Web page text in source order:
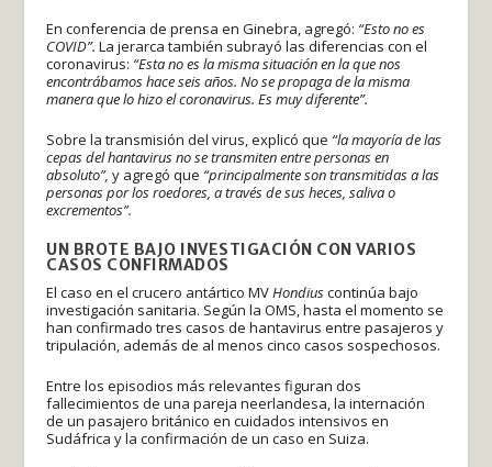
En conferencia de prensa en Ginebra, agregó: “Esto no es
COVID”.La jerarca también subrayó las diferencias con el
coronavirus: “Esta no es la misma situación en la que nos
encontrábamos hace seis años. No se propaga de la misma
manera que lo hizo el coronavirus. Es muy diferente”.
Sobre la transmisión del virus, explicó que “la mayoría de las
cepas del hantavirus no se transmiten entre personas en
absoluto”,y agregó que “principalmente son transmitidas a las
personas por los roedores, a través de sus heces, saliva o
excrementos”.
UN BROTE BAJO INVESTIGACIÓN CON VARIOS
CASOS CONFIRMADOS
El caso en el crucero antártico MVHondiuscontinúa bajo
investigación sanitaria. Según la OMS, hasta el momento se
han confirmado tres casos de hantavirus entre pasajeros y
tripulación, además de al menos cinco casos sospechosos.
Entre los episodios más relevantes figuran dos
fallecimientos de una pareja neerlandesa, la internación
de un pasajero británico en cuidados intensivos en
Sudáfrica y la confirmación de un caso en Suiza.